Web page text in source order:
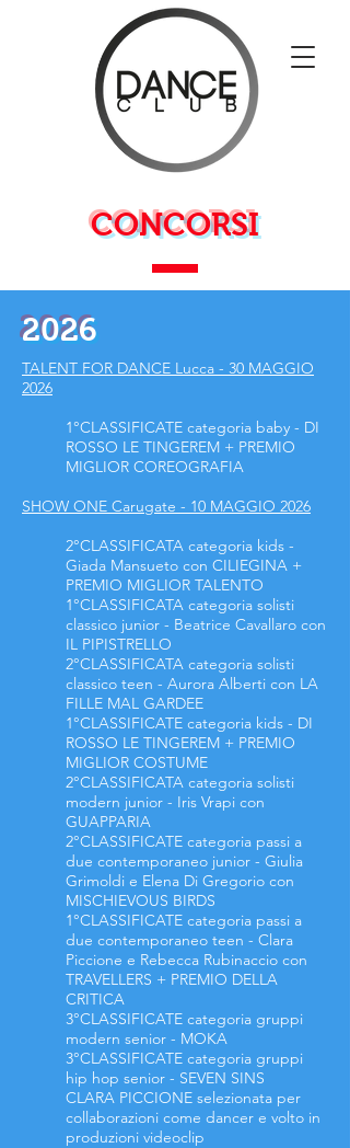
CONCORSI
2026
TALENT FOR DANCE Lucca - 30 MAGGIO
2026
1°CLASSIFICATE categoria baby - DI
ROSSO LE TINGEREM + PREMIO
MIGLIOR COREOGRAFIA
SHOW ONE Carugate - 10 MAGGIO 2026
2°CLASSIFICATA categoria kids -
Giada Mansueto con CILIEGINA +
PREMIO MIGLIOR TALENTO
1°CLASSIFICATA categoria solisti
classico junior - Beatrice Cavallaro con
IL PIPISTRELLO
2°CLASSIFICATA categoria solisti
classico teen - Aurora Alberti con LA
FILLE MAL GARDEE
1°CLASSIFICATE categoria kids - DI
ROSSO LE TINGEREM + PREMIO
MIGLIOR COSTUME
2°CLASSIFICATA categoria solisti
modern junior - Iris Vrapi con
GUAPPARIA
2°CLASSIFICATE categoria passi a
due contemporaneo junior - Giulia
Grimoldi e Elena Di Gregorio con
MISCHIEVOUS BIRDS
1°CLASSIFICATE categoria passi a
due contemporaneo teen - Clara
Piccione e Rebecca Rubinaccio con
TRAVELLERS + PREMIO DELLA
CRITICA
3°CLASSIFICATE categoria gruppi
modern senior - MOKA
3°CLASSIFICATE categoria gruppi
hip hop senior - SEVEN SINS
CLARA PICCIONE selezionata per
collaborazioni come dancer e volto in
produzioni videoclip